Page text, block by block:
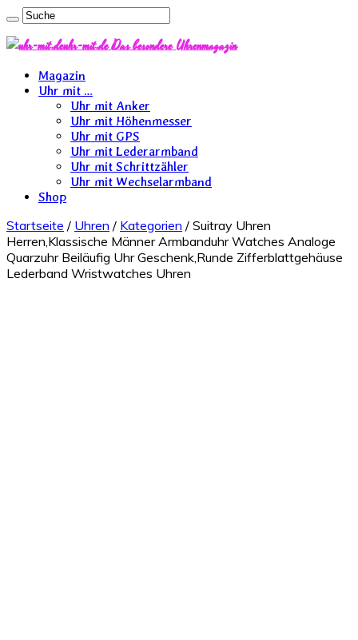
uhr-mit.de Das besondere Uhrenmagazin
Magazin
Uhr mit …
Uhr mit Anker
Uhr mit Höhenmesser
Uhr mit GPS
Uhr mit Lederarmband
Uhr mit Schrittzähler
Uhr mit Wechselarmband
Shop
Startseite / Uhren / Kategorien / Suitray Uhren
Herren,Klassische Männer Armbanduhr Watches Analoge
Quarzuhr Beiläufig Uhr Geschenk,Runde Zifferblattgehäuse
Lederband Wristwatches Uhren